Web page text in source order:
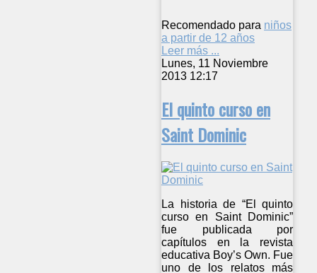
Recomendado para niños
a partir de 12 años
Leer más ...
Lunes, 11 Noviembre
2013 12:17
El quinto curso en
Saint Dominic
La historia de “El quinto
curso en Saint Dominic”
fue publicada por
capítulos en la revista
educativa Boy’s Own. Fue
uno de los relatos más